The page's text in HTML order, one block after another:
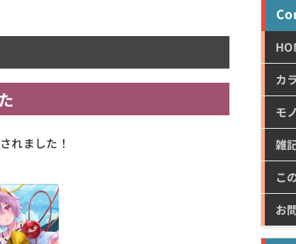
れました！
カ
モ
雑
こ
お